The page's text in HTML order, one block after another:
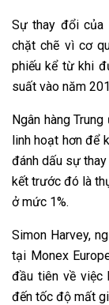
Sự thay đổi của
chặt chẽ vì cơ
phiếu kể từ khi
suất vào năm
Ngân hàng
linh hoạt hơn để
đánh dấu sự
kết trước đó là
ở mức 1%.
Simon Harvey,
tại Monex
đầu tiên về việc
đến tốc độ mất